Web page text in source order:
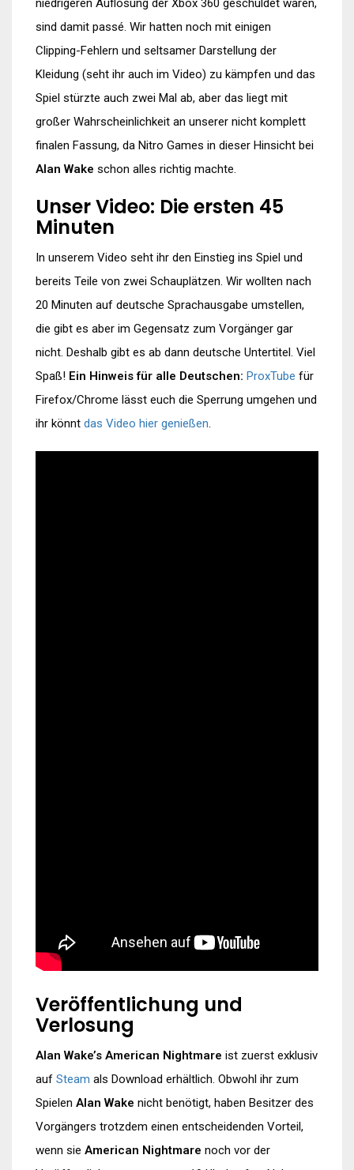
niedrigeren Auflösung der Xbox 360 geschuldet waren,
sind damit passé. Wir hatten noch mit einigen
Clipping-Fehlern und seltsamer Darstellung der
Kleidung (seht ihr auch im Video) zu kämpfen und das
Spiel stürzte auch zwei Mal ab, aber das liegt mit
großer Wahrscheinlichkeit an unserer nicht komplett
finalen Fassung, da Nitro Games in dieser Hinsicht bei
Alan Wake schon alles richtig machte.
Unser Video: Die ersten 45
Minuten
In unserem Video seht ihr den Einstieg ins Spiel und
bereits Teile von zwei Schauplätzen. Wir wollten nach
20 Minuten auf deutsche Sprachausgabe umstellen,
die gibt es aber im Gegensatz zum Vorgänger gar
nicht. Deshalb gibt es ab dann deutsche Untertitel. Viel
Spaß! Ein Hinweis für alle Deutschen: ProxTube für
Firefox/Chrome lässt euch die Sperrung umgehen und
ihr könnt das Video hier genießen.
Veröffentlichung und
Verlosung
Alan Wake’s American Nightmare ist zuerst exklusiv
auf Steam als Download erhältlich. Obwohl ihr zum
Spielen Alan Wake nicht benötigt, haben Besitzer des
Vorgängers trotzdem einen entscheidenden Vorteil,
wenn sie American Nightmare noch vor der